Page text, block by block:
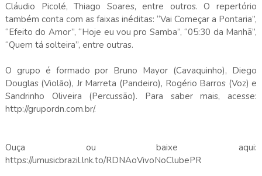
Cláudio Picolé, Thiago Soares, entre outros. O repertório
também conta com as faixas inéditas: “Vai Começar a Pontaria”,
“Efeito do Amor”, “Hoje eu vou pro Samba”, “05:30 da Manhã”,
“Quem tá solteira”, entre outras.
O grupo é formado por Bruno Mayor (Cavaquinho), Diego
Douglas (Violão), Jr Marreta (Pandeiro), Rogério Barros (Voz) e
Sandrinho Oliveira (Percussão). Para saber mais, acesse:
http://grupordn.com.br/.
Ouça ou baixe aqui:
https://umusicbrazil.lnk.to/RDNAoVivoNoClubePR